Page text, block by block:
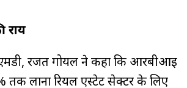
राय
रजत गोयल ने कहा कि आरबीआई
तक लाना रियल एस्टेट सेक्टर के लिए